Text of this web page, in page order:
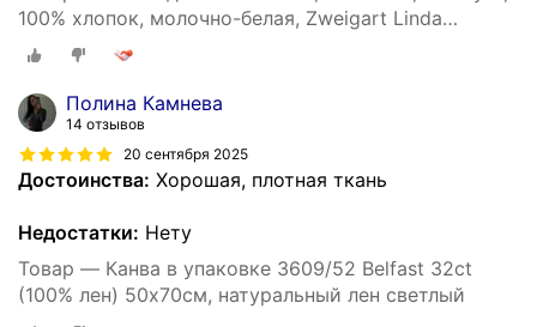
100% хлопок, молочно-белая, Zweigart Linda
Schulertuch
Полина Камнева
14 отзывов
20 сентября 2025
Достоинства: Хорошая, плотная ткань
Недостатки: Нету
Товар — Канва в упаковке 3609/52 Belfast 32ct
(100% лен) 50х70см, натуральный лен светлый